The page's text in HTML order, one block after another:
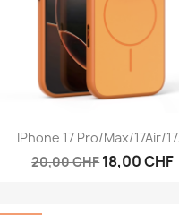
 Aperçu rapide
IPhone 17 Pro/Max/17Air/
20,00 CHF18,00 CHF